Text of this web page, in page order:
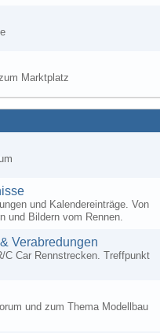
Marktplatz
und Kalendereinträge. Von
und Bildern vom Rennen.
Verabredungen
C Car Rennstrecken. Treffpunkt
und zum Thema Modellbau